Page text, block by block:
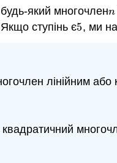
який многочленn
n
ступінь є5
5, ми
лінійним